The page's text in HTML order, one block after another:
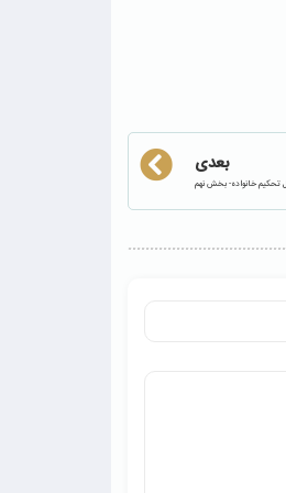
بعدی
تحکیم خانواده- بخش نهم